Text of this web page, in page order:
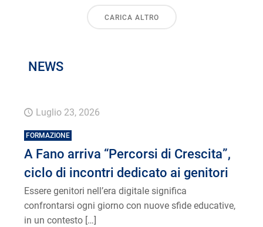
CARICA ALTRO
NEWS
Luglio 23, 2026
FORMAZIONE
A Fano arriva “Percorsi di Crescita”,
ciclo di incontri dedicato ai genitori
Essere genitori nell’era digitale significa
confrontarsi ogni giorno con nuove sfide educative,
in un contesto[…]